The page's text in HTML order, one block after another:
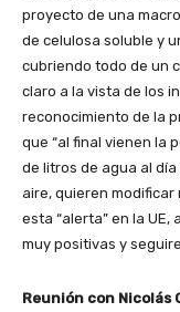
proyecto de una
de celulosa soluble y
cubriendo todo de un
claro a la vista de los
reconocimiento de la
que “al final vienen la
de litros de agua al
aire, quieren modificar
esta “alerta” en la UE,
muy positivas y
Reunión con Nicolás